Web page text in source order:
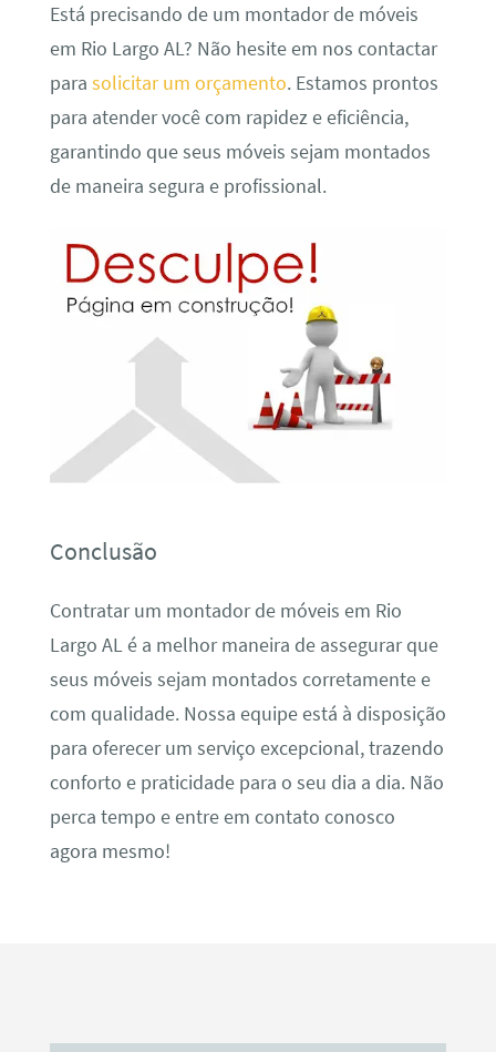
Está precisando de um montador de móveis
em Rio Largo AL? Não hesite em nos contactar
para solicitar um orçamento. Estamos prontos
para atender você com rapidez e eficiência,
garantindo que seus móveis sejam montados
de maneira segura e profissional.
Conclusão
Contratar um montador de móveis em Rio
Largo AL é a melhor maneira de assegurar que
seus móveis sejam montados corretamente e
com qualidade. Nossa equipe está à disposição
para oferecer um serviço excepcional, trazendo
conforto e praticidade para o seu dia a dia. Não
perca tempo e entre em contato conosco
agora mesmo!